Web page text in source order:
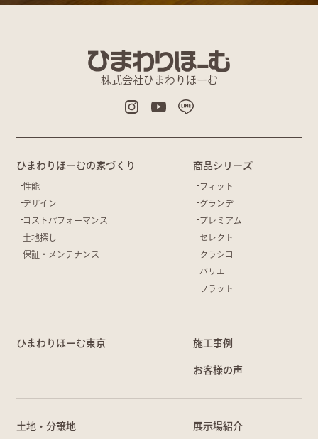
株式会社ひまわりほーむ
ひまわりほーむの家づくり
性能
デザイン
コストパフォーマンス
土地探し
保証・メンテナンス
商品シリーズ
フィット
グランデ
プレミアム
セレクト
クラシコ
バリエ
フラット
ひまわりほーむ東京 施工事例
お客様の声
土地・分譲地 展示場紹介